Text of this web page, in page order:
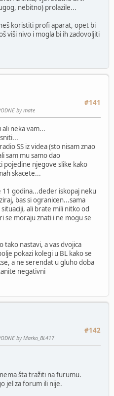
nebitno) prolazile...
koristiti profi aparat, opet bi
viši nivo i mogla bi ih zadovoljiti
#141
by mate
ali neka vam...
SS iz videa (sto nisam znao
sam mu samo dao
pojedine njegove slike kako
skacete...
11 godina...deder iskopaj neku
bas si ogranicen...sama
ali brate mili nitko od
se moraju znati i ne mogu se
tako nastavi, a vas dvojica
pokazi kolegi u BL kako se
a ne serendat u gluho doba
negativni
#142
by Marko_BL417
šta tražiti na furumu.
jel za forum ili nije.